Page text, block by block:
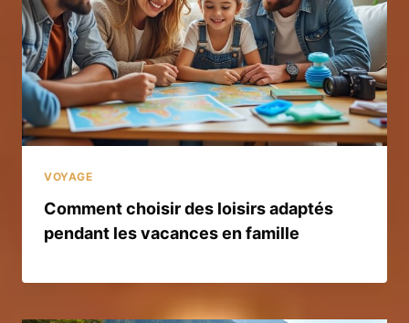
VOYAGE
Comment choisir des loisirs adaptés
pendant les vacances en famille